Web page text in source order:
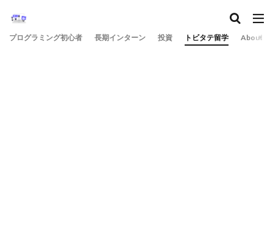
プログラミング初心者 長期インターン 投資 トビタテ留学 About